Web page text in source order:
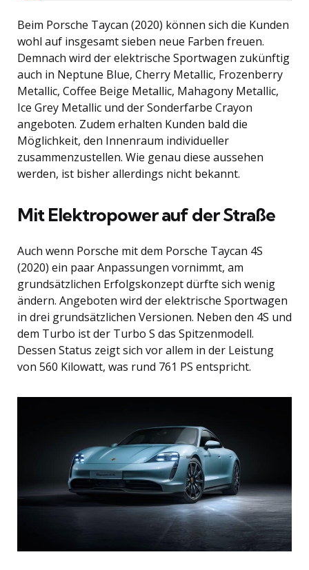
Beim Porsche Taycan (2020) können sich die Kunden
wohl auf insgesamt sieben neue Farben freuen.
Demnach wird der elektrische Sportwagen zukünftig
auch in Neptune Blue, Cherry Metallic, Frozenberry
Metallic, Coffee Beige Metallic, Mahagony Metallic,
Ice Grey Metallic und der Sonderfarbe Crayon
angeboten. Zudem erhalten Kunden bald die
Möglichkeit, den Innenraum individueller
zusammenzustellen. Wie genau diese aussehen
werden, ist bisher allerdings nicht bekannt.
Mit Elektropower auf der Straße
Auch wenn Porsche mit dem Porsche Taycan 4S
(2020) ein paar Anpassungen vornimmt, am
grundsätzlichen Erfolgskonzept dürfte sich wenig
ändern. Angeboten wird der elektrische Sportwagen
in drei grundsätzlichen Versionen. Neben den 4S und
dem Turbo ist der Turbo S das Spitzenmodell.
Dessen Status zeigt sich vor allem in der Leistung
von 560 Kilowatt, was rund 761 PS entspricht.